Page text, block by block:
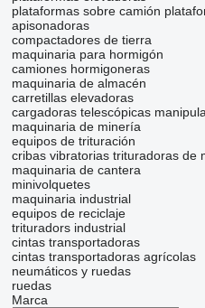
plataformas sobre camión
apisonadoras
compactadores de tierra
maquinaria para hormigón
camiones hormigoneras
maquinaria de almacén
carretillas elevadoras
cargadoras telescópicas
maquinaria de minería
equipos de trituración
cribas vibratorias trituradoras de
maquinaria de cantera
minivolquetes
maquinaria industrial
equipos de reciclaje
trituradors industrial
cintas transportadoras
cintas transportadoras agrícolas
neumáticos y ruedas
ruedas
Marca